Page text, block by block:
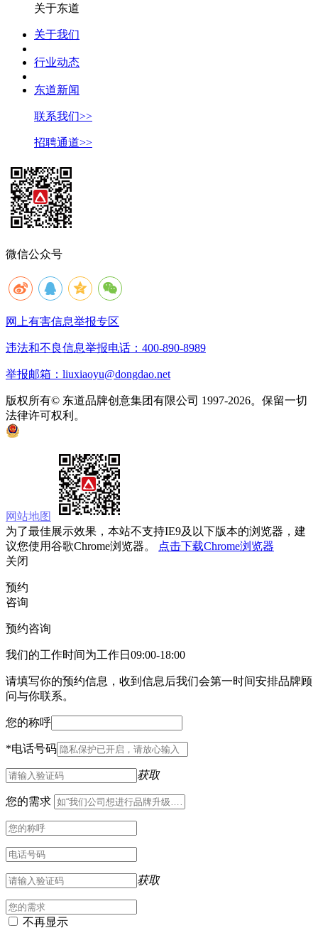
关于东道
关于我们
行业动态
东道新闻
联系我们>>
招聘通道>>
微信公众号
网上有害信息举报专区
违法和不良信息举报电话：400-890-8989
举报邮箱：liuxiaoyu@dongdao.net
版权所有© 东道品牌创意集团有限公司 1997-2026。保留一切
法律许可权利。
网站地图
为了最佳展示效果，本站不支持IE9及以下版本的浏览器，建
议您使用谷歌Chrome浏览器。
点击下载Chrome浏览器
关闭
预约
咨询
预约咨询
我们的工作时间为工作日09:00-18:00
请填写你的预约信息，收到信息后我们会第一时间安排品牌顾
问与你联系。
您的称呼
*电话号码
获取
您的需求
获取
不再显示